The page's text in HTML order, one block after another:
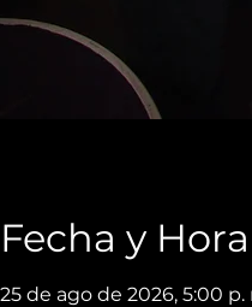
Fecha y Hora
25 de ago de 2026, 5:00 p.